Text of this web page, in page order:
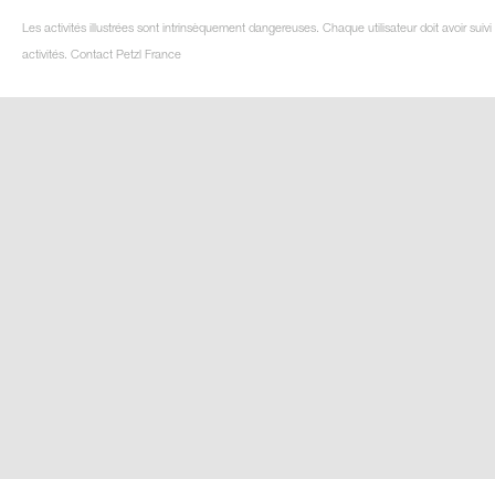
Les activités illustrées sont intrinsèquement dangereuses. Chaque utilisateur doit avoir
activités. Contact Petzl France